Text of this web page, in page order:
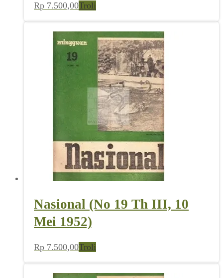
Rp 7.500,00Troli
Nasional (No 19 Th III, 10
Mei 1952)
Rp 7.500,00Troli